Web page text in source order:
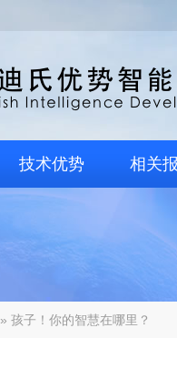
技术优势 相关
» 孩子！你的智慧在哪里？